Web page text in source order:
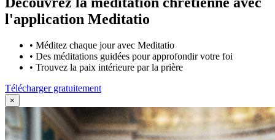
l'application Meditatio
• Méditez chaque jour avec Meditatio
• Des méditations guidées pour approfondir votre foi
• Trouvez la paix intérieure par la prière
Télécharger gratuitement
×